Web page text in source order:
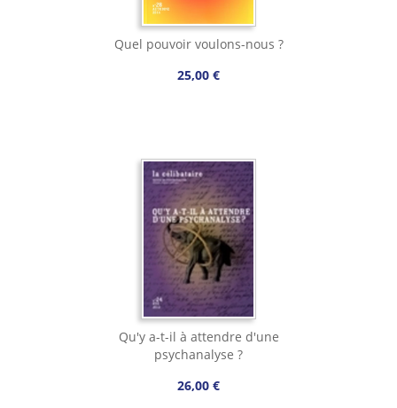
Quel pouvoir voulons-nous ?
25,00 €
Qu'y a-t-il à attendre d'une
psychanalyse ?
26,00 €